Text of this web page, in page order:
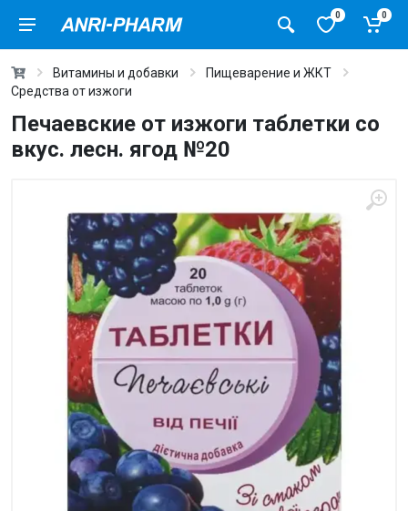
0 0
Витамины и добавки
Пищеварение и ЖКТ
Средства от изжоги
Печаевские от изжоги таблетки со
вкус. лесн. ягод №20